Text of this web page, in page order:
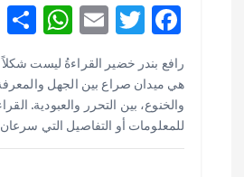
F
e
b
o
T
w
it
te
r
E
m
ai
l
W
at
s
A
S
رافع بندر خضير القراءةُ ليست شكلاً
هي ميدان صراع بين الجهل
والخنوع، بين التحرر والعبودية.
للمعلومات أو التفاصيل التي
أهم الأخبار ثقافة وفنون
اختتام ورشة السينوغرافيا في مدينة كلباء
أغسطس 3, 2026